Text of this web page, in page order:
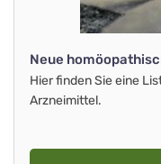
Neue
Hier finden Sie eine
Arzneimittel.